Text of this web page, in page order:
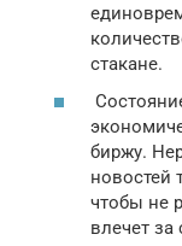
стакане.
биржу.
новостей
чтобы не
влечет